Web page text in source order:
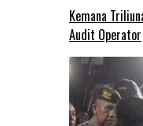
Kemana
Audit Operator